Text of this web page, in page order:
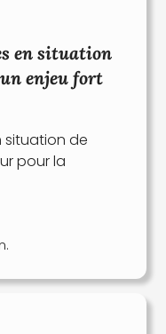
en situation
enjeu fort
situation de
pour la